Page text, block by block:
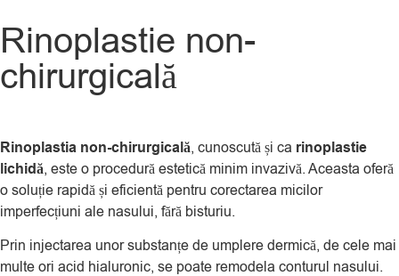
Rinoplastie non-
chirurgicală
Rinoplastia non-chirurgicală, cunoscută și ca rinoplastie
lichidă, este o procedură estetică minim invazivă. Aceasta oferă
o soluție rapidă și eficientă pentru corectarea micilor
imperfecțiuni ale nasului, fără bisturiu.
Prin injectarea unor substanțe de umplere dermică, de cele mai
multe ori acid hialuronic, se poate remodela conturul nasului.